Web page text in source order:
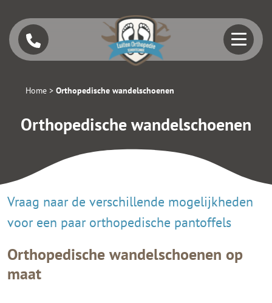
Home > Orthopedische wandelschoenen
Orthopedische wandelschoenen
Vraag naar de verschillende mogelijkheden
voor een paar orthopedische pantoffels
Orthopedische wandelschoenen op
maat